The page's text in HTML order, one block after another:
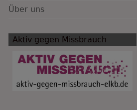
Über uns
Aktiv gegen Missbrauch